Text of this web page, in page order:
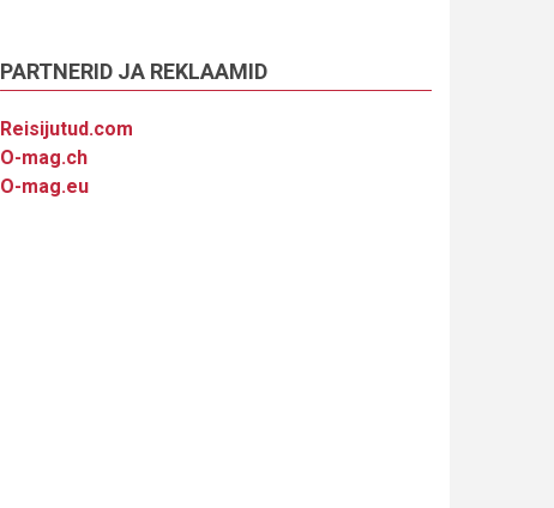
PARTNERID JA REKLAAMID
Reisijutud.com
O-mag.ch
O-mag.eu